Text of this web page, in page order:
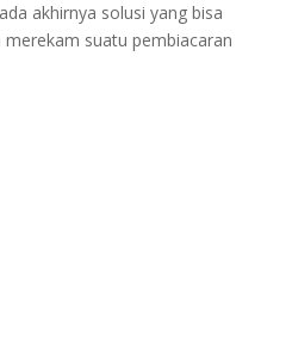
akhirnya solusi yang bisa
merekam suatu pembiacaran